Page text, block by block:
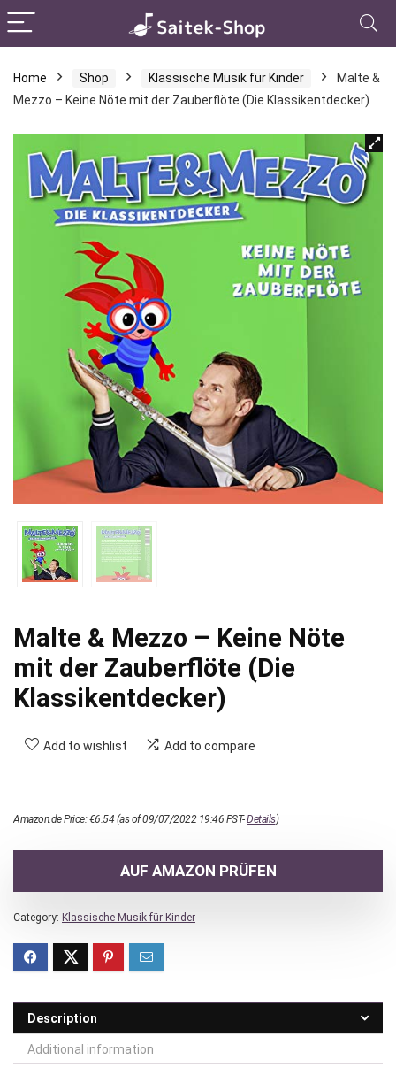
Home Shop Klassische Musik für Kinder
Malte &
Mezzo – Keine Nöte mit der Zauberflöte (Die Klassikentdecker)
Malte & Mezzo – Keine Nöte
mit der Zauberflöte (Die
Klassikentdecker)
Add to wishlist Add to compare
Amazon.de Price:€6.54 (as of 09/07/2022 19:46 PST-Details)
AUF AMAZON PRÜFEN
Category: Klassische Musik für Kinder
Description
Additional information